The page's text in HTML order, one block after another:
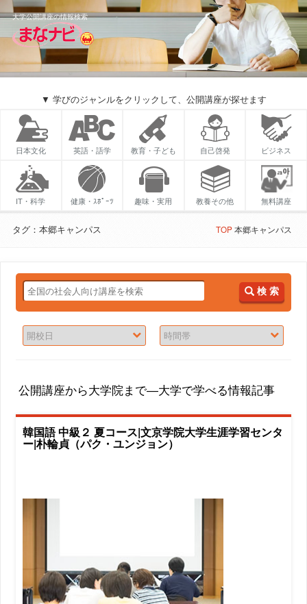
大学公開講座の情報検索
▼ 学びのジャンルをクリックして、公開講座が探せます
日本文化 英語・語学 教育・子ども 自己啓発 ビジネス
IT・科学 健康・ｽﾎﾟｰﾂ 趣味・実用 教養その他 無料講座
タグ：本郷キャンパス TOP本郷キャンパス
検 索
公開講座から大学院まで―大学で学べる情報記事
韓国語 中級２ 夏コース|文京学院大学生涯学習センタ
ー|朴輪貞（パク・ユンジョン）